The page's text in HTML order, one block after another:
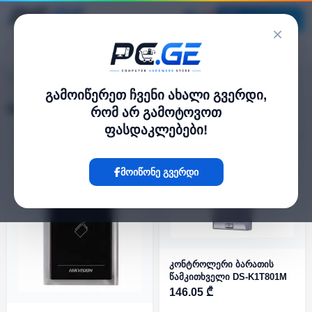
×
გამოიწერეთ ჩვენი ახალი გვერდი,
რომ არ გამოტოვოთ
ფასდაკლებები!
მოიწონე გვერდი
ბარათის მკითხველები
24 პროდუქტი
კონტროლერი ბარათის
წამკითხველი DS-K1T801M
146.05 ₾